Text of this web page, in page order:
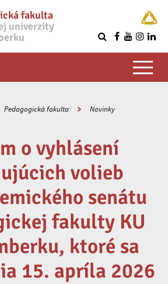
fakulta
univerzity
Pedagogická fakulta Novinky
o vyhlásení
volieb
senátu
fakulty KU
ktoré sa
15. apríla 2026